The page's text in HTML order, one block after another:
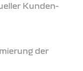
Kunden-
der